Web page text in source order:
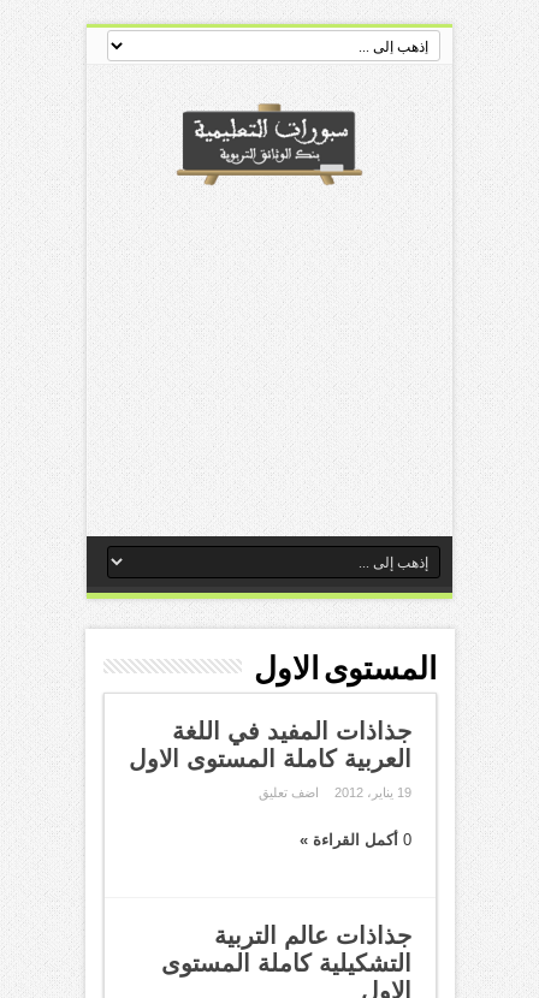
المستوى الاول
جذاذات المفيد في اللغة
العربية كاملة المستوى الاول
19 يناير، 2012 اضف تعليق
0 أكمل القراءة »
جذاذات عالم التربية
التشكيلية كاملة المستوى
الاول